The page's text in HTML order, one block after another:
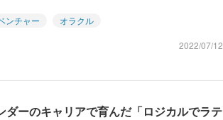
ンチャー オラクル
2022/07/12
ダーのキャリアで育んだ「ロジカルでラテ